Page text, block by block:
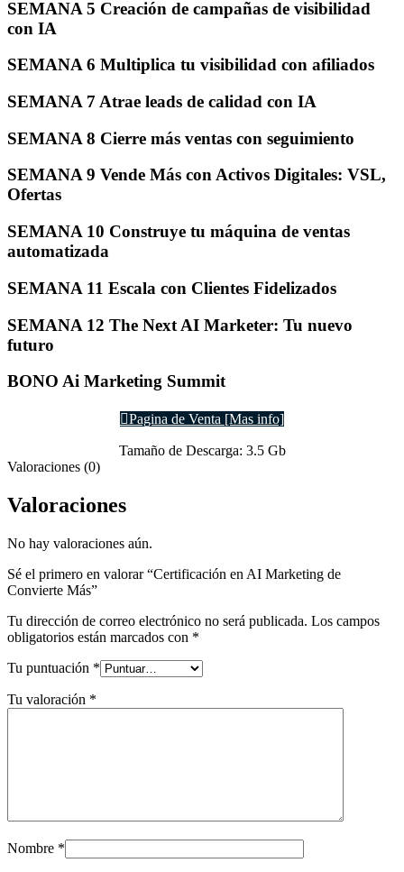
SEMANA 5 Creación de campañas de visibilidad
con IA
SEMANA 6 Multiplica tu visibilidad con afiliados
SEMANA 7 Atrae leads de calidad con IA
SEMANA 8 Cierre más ventas con seguimiento
SEMANA 9 Vende Más con Activos Digitales: VSL,
Ofertas
SEMANA 10 Construye tu máquina de ventas
automatizada
SEMANA 11 Escala con Clientes Fidelizados
SEMANA 12 The Next AI Marketer: Tu nuevo
futuro
BONO Ai Marketing Summit
Pagina de Venta [Mas info]
Tamaño de Descarga: 3.5 Gb
Valoraciones (0)
Valoraciones
No hay valoraciones aún.
Sé el primero en valorar “Certificación en AI Marketing de
Convierte Más”
Tu dirección de correo electrónico no será publicada. Los campos
obligatorios están marcados con *
Tu puntuación *
Tu valoración *
Nombre *